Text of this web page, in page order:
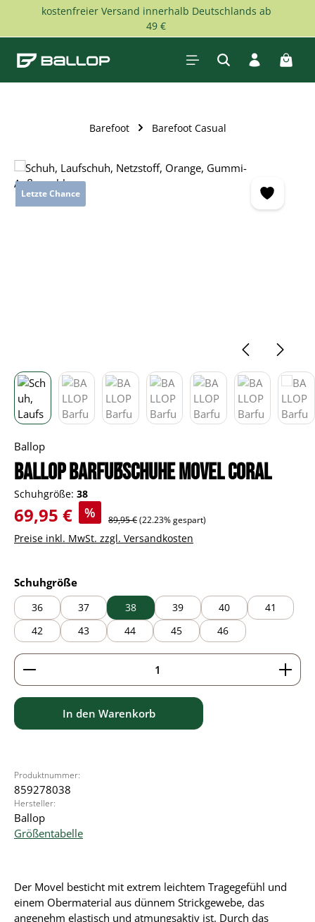
Zum Hauptinhalt springen
kostenfreier Versand innerhalb Deutschlands ab
49 €
Barefoot Barefoot Casual
Bildergalerie überspringen
Letzte Chance
Ballop
BALLOP Barfußschuhe Movel Coral
Schuhgröße: 38
Verkaufspreis:
69,95 € % Regulärer Preis:
89,95 €(22.23% gespart)
Preise inkl. MwSt. zzgl. Versandkosten
Schuhgrößeauswählen
36 37 38 39 40
41
42
43 44 45 46
Produkt Anzahl: Gib den gewünschten Wert ein
In den Warenkorb
Produktnummer:
859278038
Hersteller:
Ballop
Größentabelle
Der Movel besticht mit extrem leichtem Tragegefühl und
einem Obermaterial aus dünnem Strickgewebe, das
angenehm elastisch und atmungsaktiv ist. Durch das